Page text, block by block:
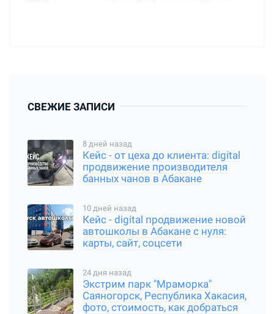
СВЕЖИЕ ЗАПИСИ
8 дней назад
Кейс - от цеха до клиента: digital
продвижение производителя
банных чанов в Абакане
10 дней назад
Кейс - digital продвижение новой
автошколы в Абакане с нуля:
карты, сайт, соцсети
24 дня назад
Экстрим парк "Мраморка"
Саяногорск, Республика Хакасия,
фото, стоимость, как добраться